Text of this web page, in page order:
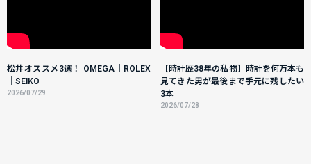
松井オススメ3選！ OMEGA｜ROLEX
｜SEIKO
2026/07/29
【時計歴38年の私物】時計を何万本も
見てきた男が最後まで手元に残したい
3本
2026/07/28